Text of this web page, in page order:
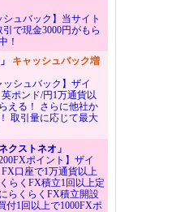
シュバック】当サイト
で現金3000円がもら
！
キャッシュバック増
ッシュバック】ザイ
ポンド/円1万通貨以
える！ さらに他社か
取引量に応じて最大
クストネオ」
ポイント】ザイ
口座で1万通貨以上
らくFX積立1回以上定
らくらくFX積立開設
付1回以上で1000FXポ